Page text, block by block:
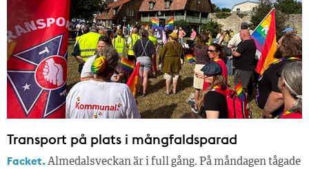
Transport på plats i mångfaldsparad
Facket.Almedalsveckan är i full gång. På måndagen tågade